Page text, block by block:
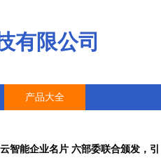
有限公司
产品大全
智能企业名片 六部委联合颁发，引